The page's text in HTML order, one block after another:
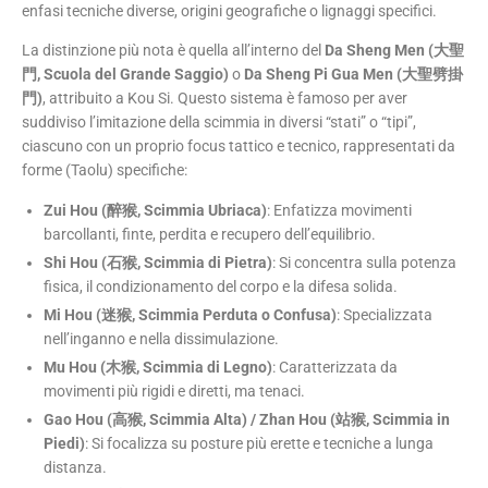
enfasi tecniche diverse, origini geografiche o lignaggi specifici.
La distinzione più nota è quella all’interno del Da Sheng Men (大聖
門, Scuola del Grande Saggio) o Da Sheng Pi Gua Men (大聖劈掛
門), attribuito a Kou Si. Questo sistema è famoso per aver
suddiviso l’imitazione della scimmia in diversi “stati” o “tipi”,
ciascuno con un proprio focus tattico e tecnico, rappresentati da
forme (Taolu) specifiche:
Zui Hou (醉猴, Scimmia Ubriaca): Enfatizza movimenti
barcollanti, finte, perdita e recupero dell’equilibrio.
Shi Hou (石猴, Scimmia di Pietra): Si concentra sulla potenza
fisica, il condizionamento del corpo e la difesa solida.
Mi Hou (迷猴, Scimmia Perduta o Confusa): Specializzata
nell’inganno e nella dissimulazione.
Mu Hou (木猴, Scimmia di Legno): Caratterizzata da
movimenti più rigidi e diretti, ma tenaci.
Gao Hou (高猴, Scimmia Alta) / Zhan Hou (站猴, Scimmia in
Piedi): Si focalizza su posture più erette e tecniche a lunga
distanza.